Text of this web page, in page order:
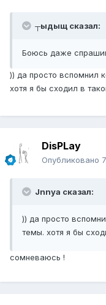
┬ыдыщ сказал:
Боюсь даже
)) да просто вспомнил
хотя я бы сходил в
DisPLay
Опубликовано
Jnnya сказал:
)) да просто
темы. хотя я бы
сомневаюсь !